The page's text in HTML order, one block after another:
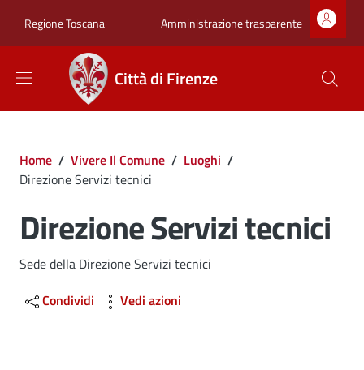
Regione Toscana Zona superiore
Amministrazione trasparente
Città di Firenze
Briciole di pane
Home / Vivere Il Comune / Luoghi /
Direzione Servizi tecnici
Direzione Servizi tecnici
Dettagli
Sede della Direzione Servizi tecnici
Condividi
Vedi azioni